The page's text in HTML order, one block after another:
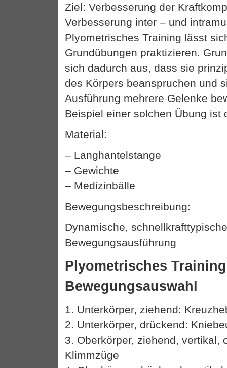
Ziel: Verbesserung der
Verbesserung inter – und
Plyometrisches Training lässt
Grundübungen praktizieren.
sich dadurch aus, dass sie
des Körpers beanspruchen und
Ausführung mehrere Gelenke
Beispiel einer solchen Übung ist
Material:
– Langhantelstange
– Gewichte
– Medizinbälle
Bewegungsbeschreibung:
Dynamische,
Bewegungsausführung
Plyometrisches
Bewegungsauswahl
1. Unterkörper, ziehend:
2. Unterkörper, drückend:
3. Oberkörper, ziehend, vertikal,
Klimmzüge